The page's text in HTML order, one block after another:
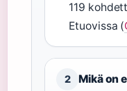
119
Etuovissa (
2 Mikä on